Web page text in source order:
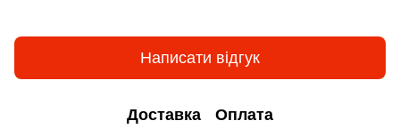
Написати відгук
Доставка Оплата